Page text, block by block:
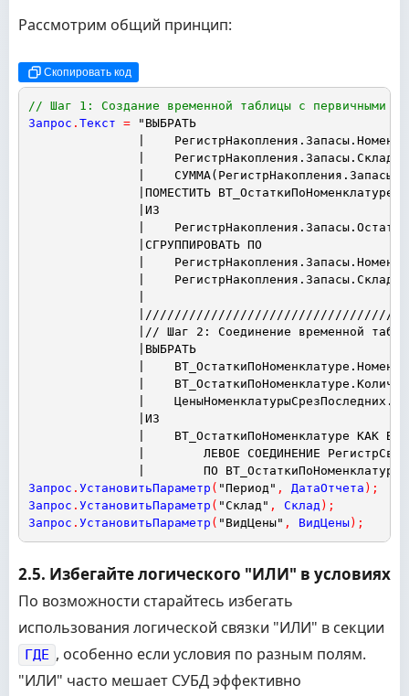
Рассмотрим общий принцип:
Скопировать код
// Шаг 1: Создание временной таблицы с первичными
Запрос . Текст =
"ВЫБРАТЬ
|
|    РегистрНакопления.Запасы.Склад
|
|ПОМЕСТИТЬ ВТ_ОстаткиПоНоменклатуре
|ИЗ
|
|СГРУППИРОВАТЬ ПО
|
|    РегистрНакопления.Запасы.Склад;
|// Шаг 2: Соединение временной
|ВЫБРАТЬ
|
|
|
|ИЗ
|    ВТ_ОстаткиПоНоменклатуре КАК
|        ЛЕВОЕ СОЕДИНЕНИЕ
|        ПО
Запрос . УстановитьПараметр ( "Период" , ДатаОтчета ) ;
Запрос . УстановитьПараметр ( "Склад" , Склад) ;
Запрос . УстановитьПараметр ( "ВидЦены" , ВидЦены) ;
2.5. Избегайте логического "ИЛИ" в условиях
По возможности старайтесь избегать
использования логической связки "ИЛИ" в секции
ГДЕ , особенно если условия по разным полям.
"ИЛИ" часто мешает СУБД эффективно